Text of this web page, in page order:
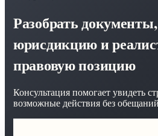
Разобрать
юрисдикцию и
правовую позицию
Консультация помогает увидеть
возможные действия без